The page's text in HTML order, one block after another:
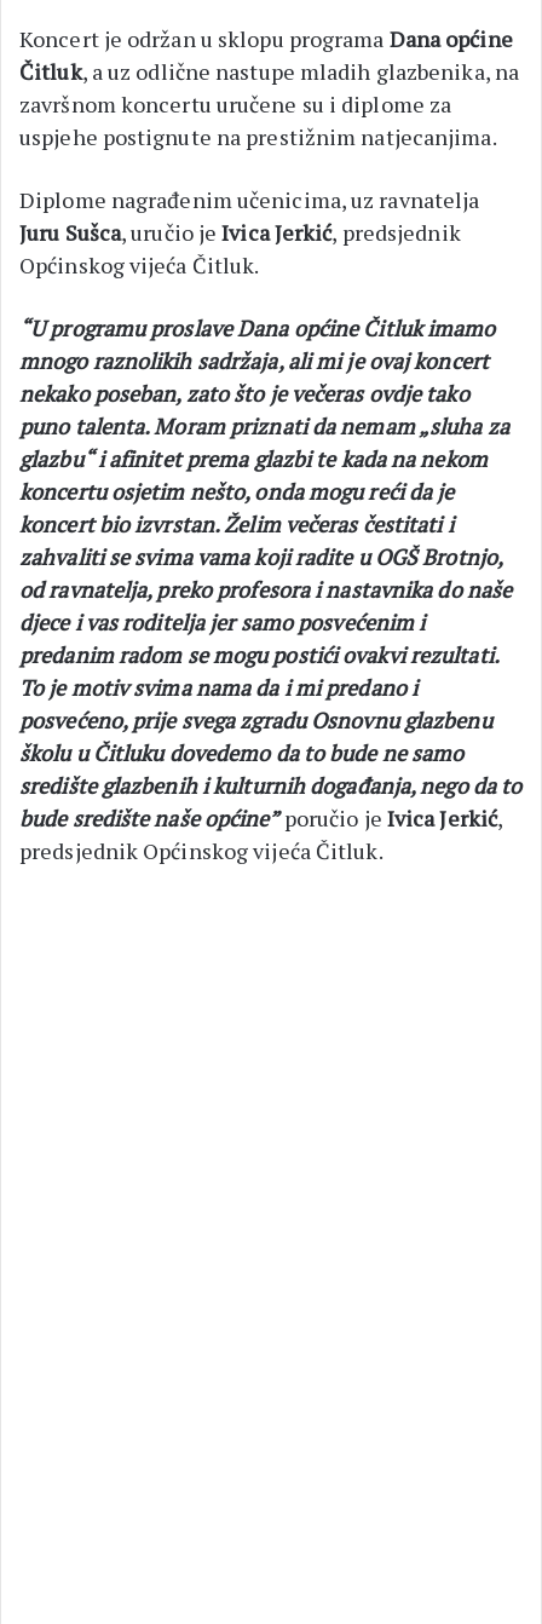
Koncert je održan u sklopu programa Dana općine
Čitluk, a uz odlične nastupe mladih glazbenika, na
završnom koncertu uručene su i diplome za
uspjehe postignute na prestižnim natjecanjima.
Diplome nagrađenim učenicima, uz ravnatelja
Juru Sušca, uručio jeIvica Jerkić, predsjednik
Općinskog vijeća Čitluk.
“U programu proslave Dana općine Čitluk imamo
mnogo raznolikih sadržaja, ali mi je ovaj koncert
nekako poseban, zato što je večeras ovdje tako
puno talenta. Moram priznati da nemam „sluha za
glazbu“ i afinitet prema glazbi te kada na nekom
koncertu osjetim nešto, onda mogu reći da je
koncert bio izvrstan. Želim večeras čestitati i
zahvaliti se svima vama koji radite u OGŠ Brotnjo,
od ravnatelja, preko profesora i nastavnika do naše
djece i vas roditelja jer samo posvećenim i
predanim radom se mogu postići ovakvi rezultati.
To je motiv svima nama da i mi predano i
posvećeno, prije svega zgradu Osnovnu glazbenu
školu u Čitluku dovedemo da to bude ne samo
središte glazbenih i kulturnih događanja, nego da to
bude središte naše općine”poručio je Ivica Jerkić,
predsjednik Općinskog vijeća Čitluk.